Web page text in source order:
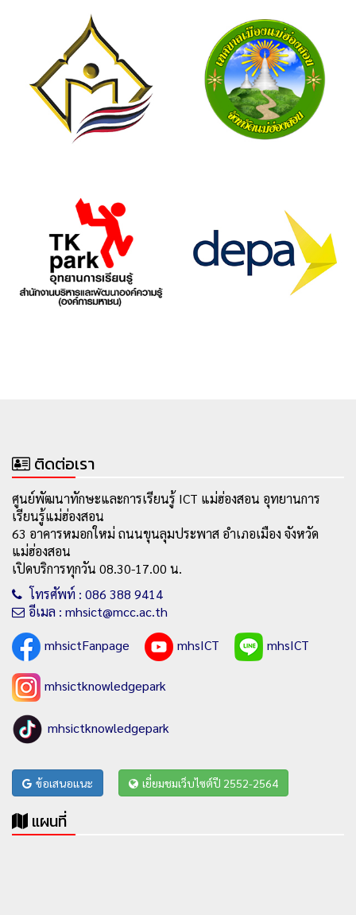
ติดต่อเรา
ศูนย์พัฒนาทักษะและการเรียนรู้ ICT แม่ฮ่องสอน อุทยานการ
เรียนรู้แม่ฮ่องสอน
63 อาคารหมอกใหม่ ถนนขุนลุมประพาส อำเภอเมือง จังหวัด
แม่ฮ่องสอน
เปิดบริการทุกวัน 08.30-17.00 น.
โทรศัพท์ : 086 388 9414
อีเมล : mhsict@mcc.ac.th
mhsictFanpage
mhsICT mhsICT
mhsictknowledgepark
mhsictknowledgepark
ข้อเสนอแนะ เยี่ยมชมเว็บไซต์ปี 2552-2564
แผนที่